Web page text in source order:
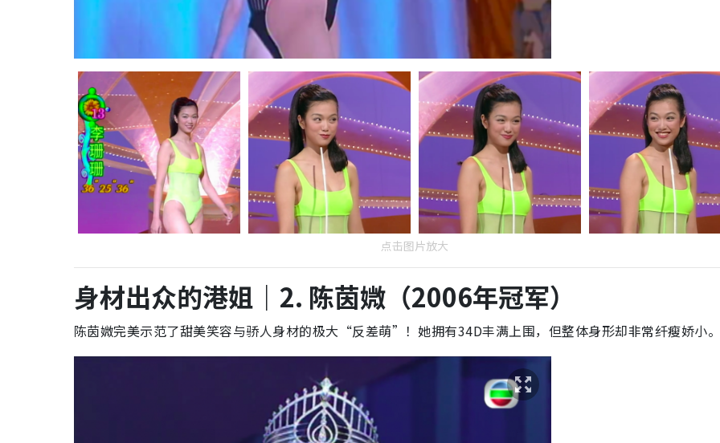
点击图片放大
身材出众的港姐｜2. 陈茵媺（2006年冠军）
陈茵媺完美示范了甜美笑容与骄人身材的极大“反差萌”！她拥有34D丰满上围，但整体身形却非常纤瘦娇小。